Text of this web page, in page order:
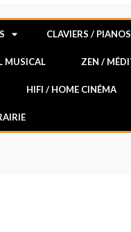
CLAVIERS / PIANOS
MUSICAL ZEN /
HIFI / HOME CINÉMA